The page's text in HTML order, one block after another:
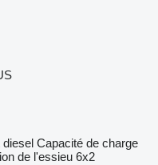
diesel Capacité de charge
de l'essieu 6x2